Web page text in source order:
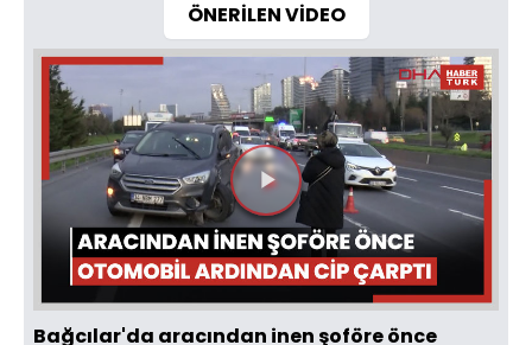
ÖNERİLEN VİDEO
Videoyu
Oynat
Bağcılar'da aracından inen şoföre önce